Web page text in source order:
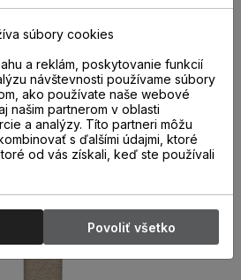
parketových líšt. Ich
montáž líšt, ale aj chráni miesta
súbory cookies
a reklám, poskytovanie funkcií
návštevnosti používame súbory
ako používate naše webové
našim partnerom v oblasti
a analýzy. Títo partneri môžu
s ďalšími údajmi, ktoré
od vás získali, keď ste používali
Povoliť všetko